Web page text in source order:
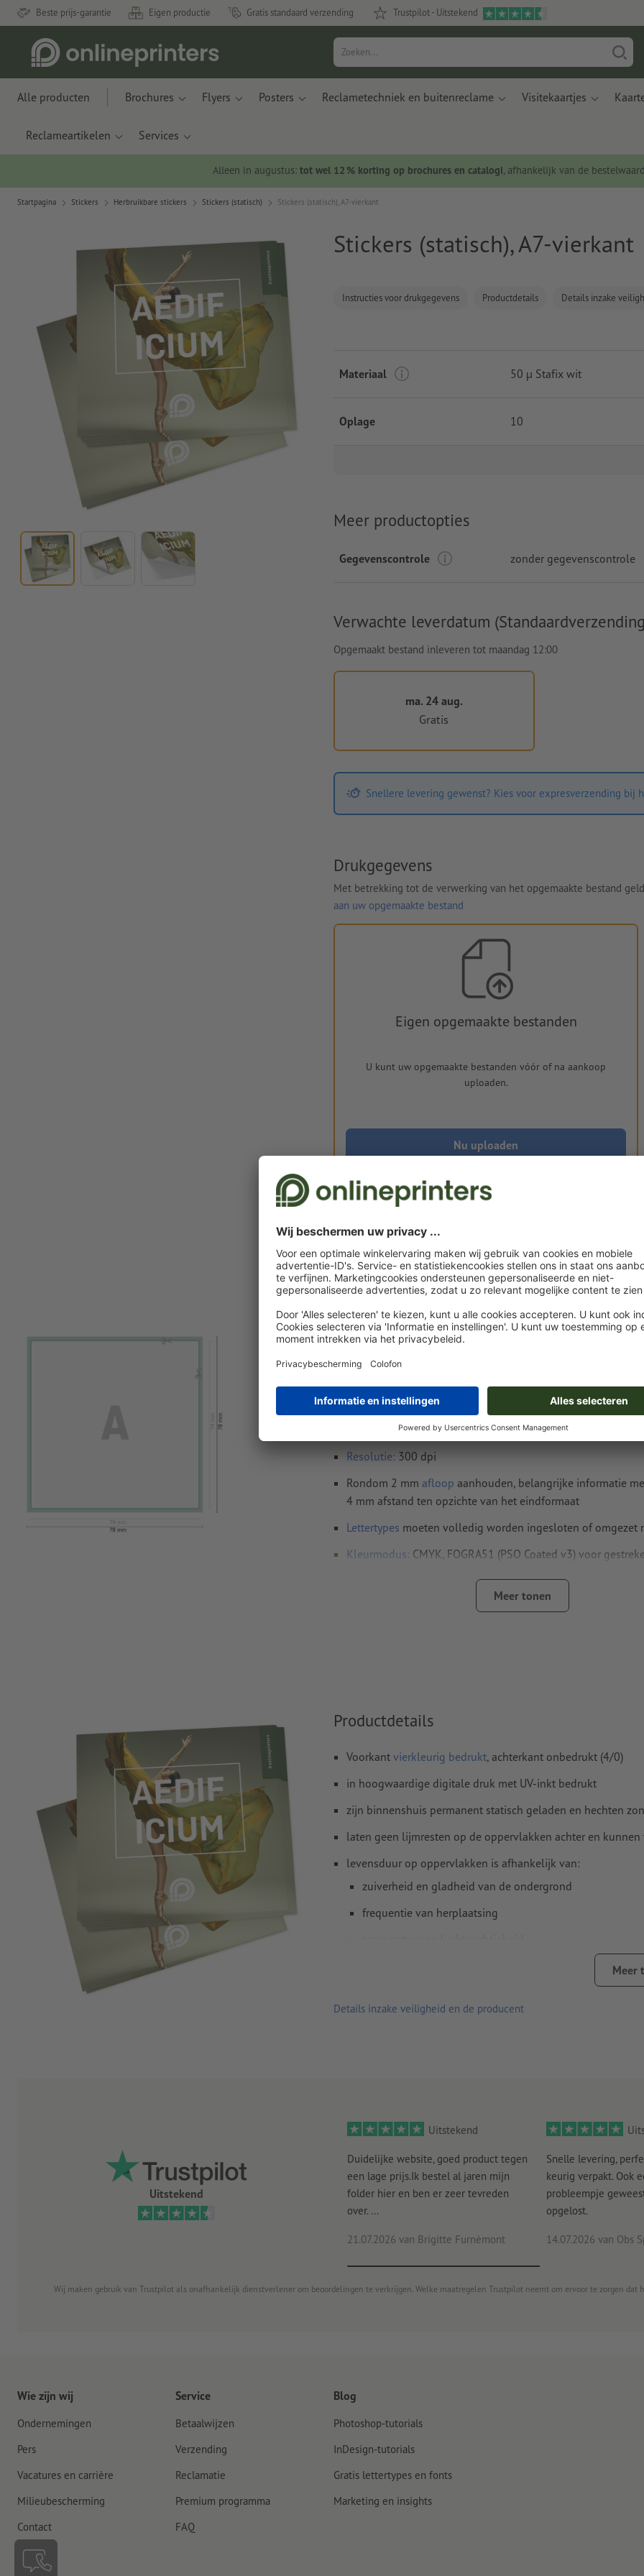
Beste prijs-garantie Eigen productie Gratis standaard verzending Trustpilot - Uitstekend
Alle producten Brochures Flyers Posters Reclametechniek en buitenreclame Visitekaartjes
Reclameartikelen Services
Alleen in augustus: tot wel 12 % korting op brochures en catalogi, afhankelijk van de
Startpagina Stickers Herbruikbare stickers Stickers (statisch) Stickers (statisch), A7-vierkant
Stickers (statisch), A7-vierkant
Instructies voor drukgegevens Productdetails Details inzake
Materiaal 50 µ Stafix wit
Oplage 10
Meer productopties
Gegevenscontrole zonder gegevenscontrole
Verwachte leverdatum
Opgemaakt bestand inleveren tot maandag 12:00
ma. 24 aug.
Gratis
Snellere levering gewenst? Kies voor expresverzending bij
Drukgegevens
Met betrekking tot de verwerking van het opgemaakte bestand
aan uw opgemaakte bestand
Eigen opgemaakte bestanden
U kunt uw opgemaakte bestanden vóór of na aankoop
uploaden.
Nu uploaden
excl. btw
Levering circa:
Gewicht: ca.14 g
Instructies voor drukgegevens Stickers
vierkant
Gegevensformaat(incl. 2 mm afloop): 7,8 x 7,8 cm
Eindformaat: 7,4 x 7,4 cm
Resolutie: 300 dpi
Rondom 2 mm afloop aanhouden, belangrijke informatie
4 mm afstand ten opzichte van het eindformaat
Lettertypes moeten volledig worden ingesloten of omgezet
Kleurmodus: CMYK, FOGRA51 (PSO Coated v3) voor
worden door ons niet gecontroleerd
Hoe maak ik afdrukgegevens correct?
Meer tonen
Productdetails
Voorkant vierkleurig bedrukt, achterkant onbedrukt (4/0)
in hoogwaardige digitale druk met UV-inkt bedrukt
zijn binnenshuis permanent statisch geladen en hechten
laten geen lijmresten op de oppervlakken achter en
levensduur op oppervlakken is afhankelijk van:
zuiverheid en gladheid van de ondergrond
frequentie van herplaatsing
Aanwijzing: Bij transparante stickers kan wit niet wordenMeer
Details inzake veiligheid en de producent
Uitstekend
Uitstekend
Duidelijke website, goed product tegen
een lage prijs.Ik bestel al jaren mijn
folder hier en ben er zeer tevreden
over. ...
21.07.2026 van Brigitte Furnèmont
Snelle levering,
keurig verpakt. Ook
probleempje
opgelost.
14.07.2026 van Obs
Wij maken gebruik van Trustpilot als onafhankelijk dienstverlener om beoordelingen te verkrijgen. Welke maatregelen Trustpilot neemt om ervoor te zorgen dat
Wie zijn wij
Ondernemingen
Pers
Vacatures en carrière
Milieubescherming
Contact
Service
Betaalwijzen
Verzending
Reclamatie
Premium programma
FAQ
Blog
Photoshop-tutorials
InDesign-tutorials
Gratis lettertypes en fonts
Marketing en insights